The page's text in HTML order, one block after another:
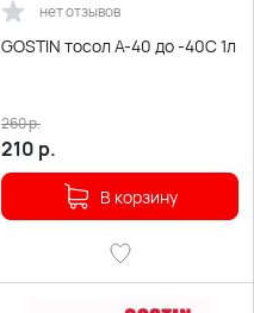
нет отзывов
GOSTIN тосол А-40 до -40С 1л
210 р.
260р.
В корзину